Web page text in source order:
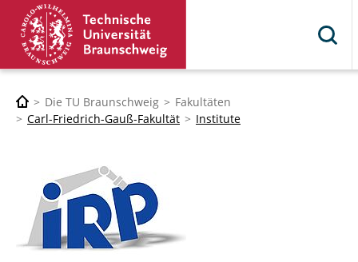
Die TU Braunschweig
Fakultäten
Carl-Friedrich-Gauß-Fakultät
Institute